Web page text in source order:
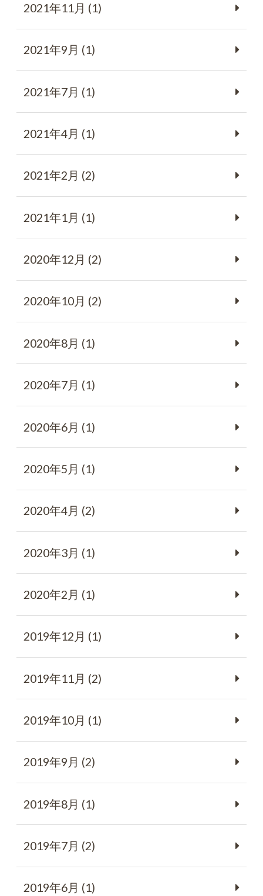
2021年11月 (1)
2021年9月 (1)
2021年7月 (1)
2021年4月 (1)
2021年2月 (2)
2021年1月 (1)
2020年12月 (2)
2020年10月 (2)
2020年8月 (1)
2020年7月 (1)
2020年6月 (1)
2020年5月 (1)
2020年4月 (2)
2020年3月 (1)
2020年2月 (1)
2019年12月 (1)
2019年11月 (2)
2019年10月 (1)
2019年9月 (2)
2019年8月 (1)
2019年7月 (2)
2019年6月 (1)